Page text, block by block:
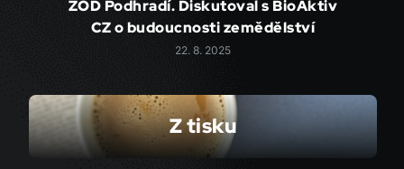
ZOD Podhradí. Diskutoval s BioAktiv
CZ o budoucnosti zemědělství
22. 8. 2025
Z tisku